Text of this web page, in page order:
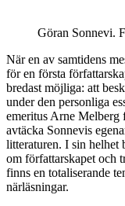
Göran Sonnevi.
När en av samtidens
för en första
bredast möjliga: att
under den personliga
emeritus Arne Melberg
avtäcka Sonnevis
litteraturen. I sin helhet
om författarskapet och
finns en totaliserande
närläsningar.